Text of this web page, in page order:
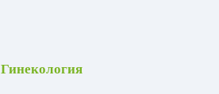
Гинекология